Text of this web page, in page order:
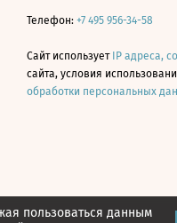
пользоваться данным
Телефон: +7 495 956-34-58
Сайт использует IP адреса,
сайта, условия
обработки персональных